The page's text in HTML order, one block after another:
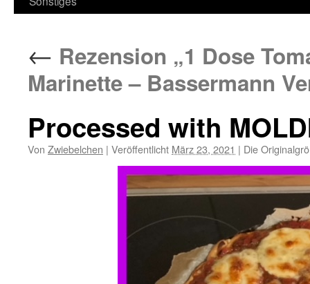
← Rezension „1 Dose
Marinette – Bassermann
Processed with
Von Zwiebelchen | Veröffentlicht März 23, 2021 | Die